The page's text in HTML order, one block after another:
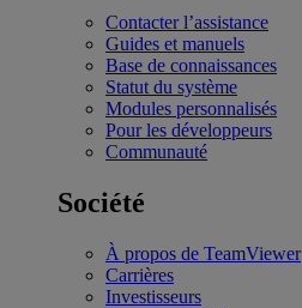
Contacter l’assistance
Guides et manuels
Base de connaissances
Statut du système
Modules personnalisés
Pour les développeurs
Communauté
Société
À propos de TeamViewer
Carrières
Investisseurs